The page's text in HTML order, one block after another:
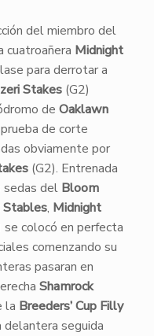
del miembro del
cuatroañera Midnight
para derrotar a
Stakes(G2)
de Oaklawn
de corte
obviamente por
(G2). Entrenada
del Bloom
Stables, Midnight
colocó en perfecta
comenzando su
pasaran en
Shamrock
la Breeders’ Cup Filly
seguida